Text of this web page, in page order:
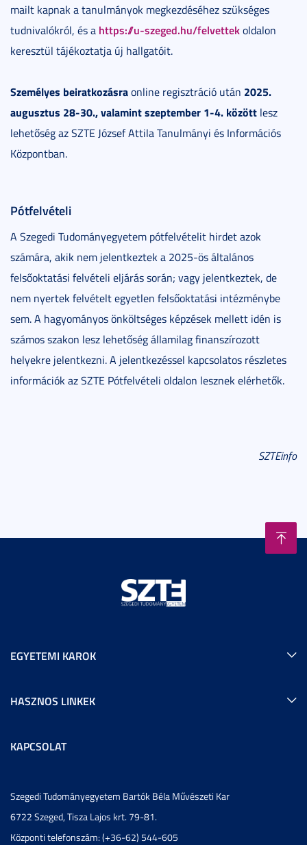
mailt kapnak a tanulmányok megkezdéséhez szükséges
tudnivalókról, és a https://u-szeged.hu/felvettekoldalon
keresztül tájékoztatja új hallgatóit.
Személyes beiratkozásraonline regisztráció után 2025.
augusztus 28-30., valamint szeptember 1-4. között lesz
lehetőség az SZTE József Attila Tanulmányi és Információs
Központban.
Pótfelvételi
A Szegedi Tudományegyetem pótfelvételit hirdet azok
számára, akik nem jelentkeztek a 2025-ös általános
felsőoktatási felvételi eljárás során; vagy jelentkeztek, de
nem nyertek felvételt egyetlen felsőoktatási intézménybe
sem. A hagyományos önköltséges képzések mellett idén is
számos szakon lesz lehetőség államilag finanszírozott
helyekre jelentkezni. A jelentkezéssel kapcsolatos részletes
információk az SZTE Pótfelvételi oldalon lesznek elérhetők.
SZTEinfo
EGYETEMI KAROK
HASZNOS LINKEK
KAPCSOLAT
Szegedi Tudományegyetem Bartók Béla Művészeti Kar
6722 Szeged, Tisza Lajos krt. 79-81.
Központi telefonszám: (+36-62) 544-605